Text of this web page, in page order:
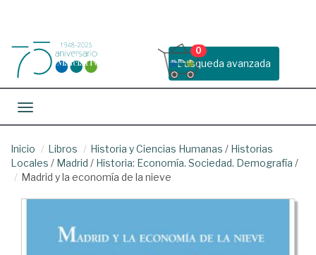
Busqueda avanzada
0
Toggle navigation
Inicio Libros Historia y Ciencias Humanas / Historias
Locales / Madrid / Historia: Economía. Sociedad. Demografía /
Madrid y la economía de la nieve